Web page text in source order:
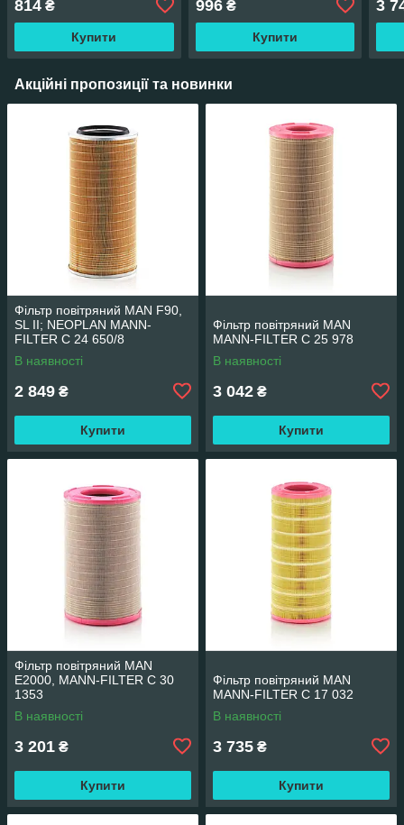
814 ₴
Купити
996₴
Купити
3
Акційні пропозиції та новинки
Фільтр повітряний MAN F90,
SL II; NEOPLAN MANN-
FILTER C 24 650/8
В наявності
2 849 ₴
Купити
Фільтр повітряний MAN
MANN-FILTER C 25 978
В наявності
3 042 ₴
Купити
Фільтр повітряний MAN
E2000, MANN-FILTER C 30
1353
В наявності
3 201 ₴
Купити
Фільтр повітряний MAN
MANN-FILTER C 17 032
В наявності
3 735 ₴
Купити